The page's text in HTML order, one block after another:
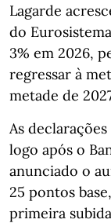
Lagarde
do
3% em 2026,
regressar à
metade de
As
logo após o
anunciado o
25 pontos
primeira